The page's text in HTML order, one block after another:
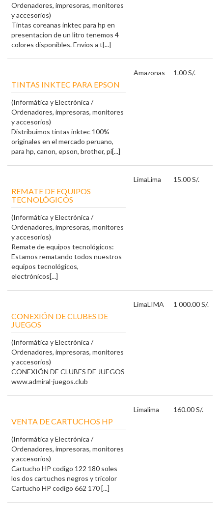
Ordenadores, impresoras, monitores
y accesorios)
Tintas coreanas inktec para hp en
presentacion de un litro tenemos 4
colores disponibles. Envios a t[...]
TINTAS INKTEC PARA EPSON
(Informática y Electrónica /
Ordenadores, impresoras, monitores
y accesorios)
Distribuimos tintas inktec 100%
originales en el mercado peruano,
para hp, canon, epson, brother, pi[...]
Amazonas 1.00 S/.
REMATE DE EQUIPOS
TECNOLÓGICOS
(Informática y Electrónica /
Ordenadores, impresoras, monitores
y accesorios)
Remate de equipos tecnológicos:
Estamos rematando todos nuestros
equipos tecnológicos,
electrónicos[...]
LimaLima 15.00 S/.
CONEXIÓN DE CLUBES DE
JUEGOS
(Informática y Electrónica /
Ordenadores, impresoras, monitores
y accesorios)
CONEXIÓN DE CLUBES DE JUEGOS
www.admiral-juegos.club
LimaLIMA 1 000.00 S/.
VENTA DE CARTUCHOS HP
(Informática y Electrónica /
Ordenadores, impresoras, monitores
y accesorios)
Cartucho HP codigo 122 180 soles
los dos cartuchos negros y tricolor
Cartucho HP codigo 662 170 [...]
Limalima 160.00 S/.